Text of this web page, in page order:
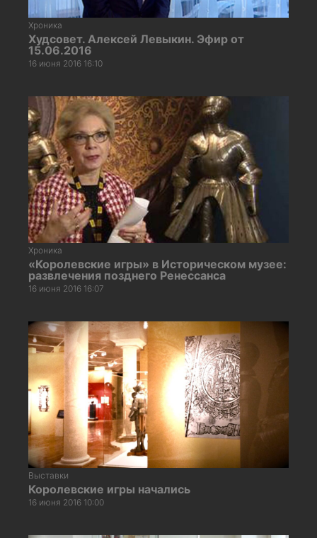
Хроника
Худсовет. Алексей Левыкин. Эфир от
15.06.2016
16 июня 2016 16:10
Хроника
«Королевские игры» в Историческом музее:
развлечения позднего Ренессанса
16 июня 2016 16:07
Выставки
Королевские игры начались
16 июня 2016 10:00